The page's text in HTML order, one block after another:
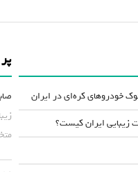
خودروهای کره‌ای در ایران
زیبایی ایران کیست؟